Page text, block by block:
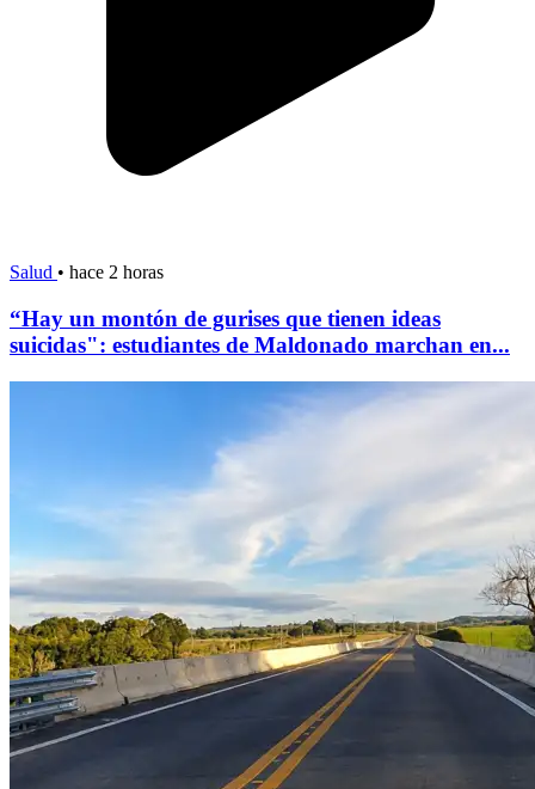
Salud • hace 2 horas
“Hay un montón de gurises que tienen ideas
suicidas": estudiantes de Maldonado marchan en...